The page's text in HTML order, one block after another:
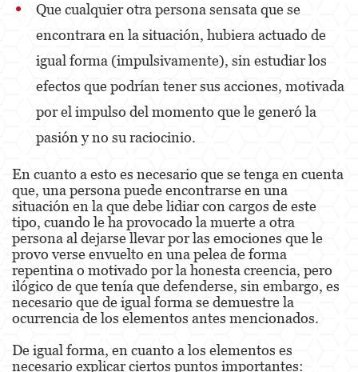
Robo 459 PC
Robo en Tiendas
Delitos de Robo
Actos Lascivos con un Menor
Agresión Sexual
Conducta Lasciva
Copulación Oral Forzada
Estupro
Exposición Indecente
Que cualquier otra persona sensata que se
encontrara en la situación, hubiera actuado de
igual forma (impulsivamente), sin estudiar los
efectos que podrían tener sus acciones, motivada
por el impulso del momento que le generó la
pasión y no su raciocinio.
En cuanto a esto es necesario que se tenga en cuenta
que, una persona puede encontrarse en una
situación en la que debe lidiar con cargos de este
tipo, cuando le ha provocado la muerte a otra
persona al dejarse llevar por las emociones que le
provo verse envuelto en una pelea de forma
repentina o motivado por la honesta creencia, pero
ilógico de que tenía que defenderse, sin embargo, es
necesario que de igual forma se demuestre la
ocurrencia de los elementos antes mencionados.
De igual forma, en cuanto a los elementos es
necesario explicar ciertos puntos importantes: